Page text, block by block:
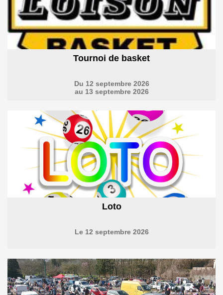
Tournoi de basket
Du 12 septembre 2026
au 13 septembre 2026
Loto
Le 12 septembre 2026